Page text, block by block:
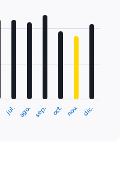
jul. ago. sep. oct. nov. dic.